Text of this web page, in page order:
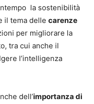
la sostenibilità
il tema delle carenze
per migliorare la
tra cui anche il
l’intelligenza
dell’importanza di